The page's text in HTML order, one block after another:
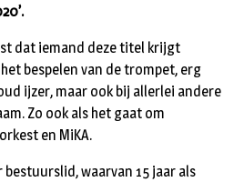
dat iemand deze titel krijgt
bespelen van de trompet, erg
ijzer, maar ook bij allerlei andere
Zo ook als het gaat om
en MiKA.
bestuurslid, waarvan 15 jaar als